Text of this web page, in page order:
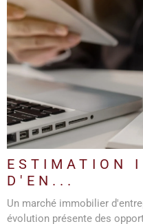
ESTIMATION
D'EN...
Un marché immobilier
évolution présente des
LIRE